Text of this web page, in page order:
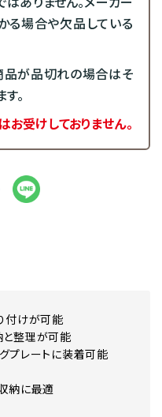
る場合や欠品している
が品切れの場合はそ
。
受けしておりません。
付けが可能
と整理が可能
プレートに装着可能
納に最適